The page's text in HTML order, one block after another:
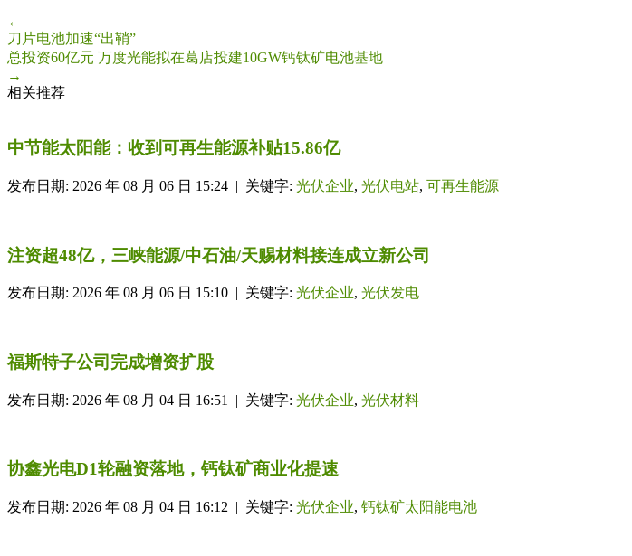
←
刀片电池加速“出鞘”
总投资60亿元 万度光能拟在葛店投建10GW钙钛矿电池基地
→
相关推荐
中节能太阳能：收到可再生能源补贴15.86亿
发布日期: 2026 年 08 月 06 日 15:24 | 关键字: 光伏企业, 光伏电站, 可再生能源
注资超48亿，三峡能源/中石油/天赐材料接连成立新公司
发布日期: 2026 年 08 月 06 日 15:10 | 关键字: 光伏企业, 光伏发电
福斯特子公司完成增资扩股
发布日期: 2026 年 08 月 04 日 16:51 | 关键字: 光伏企业, 光伏材料
协鑫光电D1轮融资落地，钙钛矿商业化提速
发布日期: 2026 年 08 月 04 日 16:12 | 关键字: 光伏企业, 钙钛矿太阳能电池